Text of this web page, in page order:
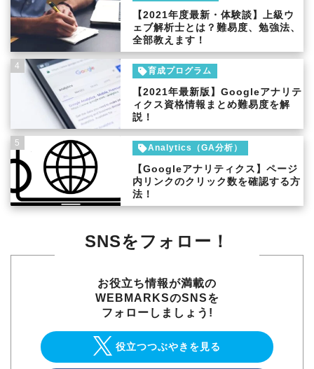
【2021年度最新・体験談】上級ウ
ェブ解析士とは？難易度、勉強法、
全部教えます！
4
育成プログラム
【2021年最新版】Googleアナリテ
ィクス資格情報まとめ難易度を解
説！
5
Analytics（GA分析）
【Googleアナリティクス】ページ
内リンクのクリック数を確認する方
法！
SNSをフォロー！
お役立ち情報が満載の
WEBMARKSのSNSを
フォローしましょう!
役立つつぶやきを見る